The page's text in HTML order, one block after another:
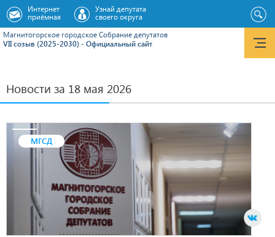
Магнитогорское городское Cобрание депутатов
VII созыв (2025-2030) - Официальный сайт
Интернет
приёмная
Узнай депутата
своего округа
Новости за 18 мая 2026
МГСД